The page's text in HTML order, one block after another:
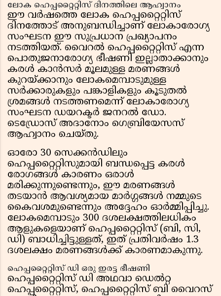
ലോക ഹെപ്പറ്റൈറ്റിസ് ദിനത്തിലെ ആഹ്വാനം
ഈ വർഷത്തെ ലോക ഹെപ്പറ്റൈറ്റിസ്
ദിനത്തോട് അനുബന്ധിച്ചാണ് ലോകാരോഗ്യ
സംഘടന ഈ സുപ്രധാന പ്രഖ്യാപനം
നടത്തിയത്. വൈറൽ ഹെപ്പറ്റൈറ്റിസ് എന്ന
പൊതുജനാരോഗ്യ ഭീഷണി ഇല്ലാതാക്കാനും
കരൾ കാൻസർ മൂലമുള്ള മരണങ്ങൾ
കുറയ്ക്കാനും ലോകമെമ്പാടുമുള്ള
സർക്കാരുകളും പങ്കാളികളും കൂടുതൽ
ശ്രമങ്ങൾ നടത്തണമെന്ന് ലോകാരോഗ്യ
സംഘടന ഡയറക്ടർ ജനറൽ ഡോ.
ടെഡ്രോസ് അദാനോം ഗെബ്രിയേസസ്
ആഹ്വാനം ചെയ്തു.
ഓരോ 30 സെക്കൻഡിലും
ഹെപ്പറ്റൈറ്റിസുമായി ബന്ധപ്പെട്ട കരൾ
രോഗങ്ങൾ കാരണം ഒരാൾ
മരിക്കുന്നുണ്ടെന്നും, ഈ മരണങ്ങൾ
തടയാൻ ആവശ്യമായ മാർഗ്ഗങ്ങൾ നമ്മുടെ
കൈവശമുണ്ടെന്നും അദ്ദേഹം ഓർമ്മിപ്പിച്ചു.
ലോകമെമ്പാടും 300 ദശലക്ഷത്തിലധികം
ആളുകളെയാണ് ഹെപ്പറ്റൈറ്റിസ് (ബി, സി,
ഡി) ബാധിച്ചിട്ടുള്ളത്, ഇത് പ്രതിവർഷം 1.3
ദശലക്ഷം മരണങ്ങൾക്ക് കാരണമാകുന്നു.
ഹെപ്പറ്റൈറ്റിസ് ഡി ഒരു ഇരട്ട ഭീഷണി
ഹെപ്പറ്റൈറ്റിസ് ഡി അഥവാ ഡെൽറ്റ
ഹെപ്പറ്റൈറ്റിസ്, ഹെപ്പറ്റൈറ്റിസ് ബി വൈറസ്